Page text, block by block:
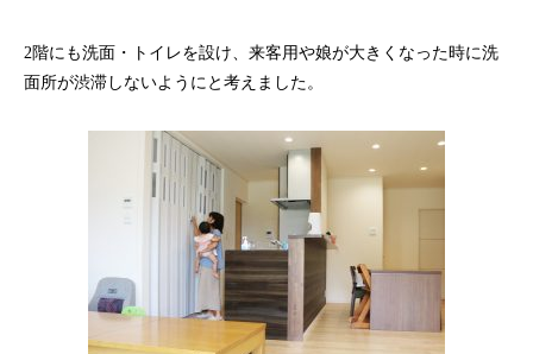
2階にも洗面・トイレを設け、来客用や娘が大きくなった時に洗
面所が渋滞しないようにと考えました。